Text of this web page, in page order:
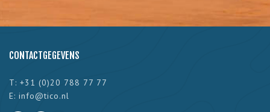
CONTACTGEGEVENS
T: +31 (0)20 788 77 77
E: info@tico.nl